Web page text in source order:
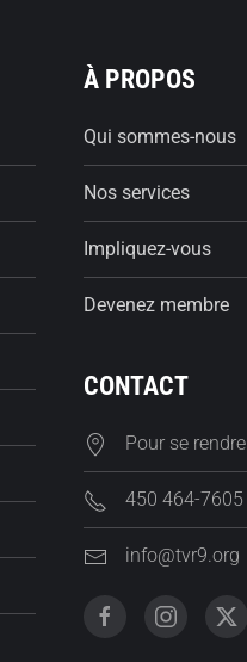
À PROPOS
Qui sommes-nous
Nos services
Impliquez-vous
Devenez membre
CONTACT
Pour se rendre
450 464-7605
info@tvr9.org